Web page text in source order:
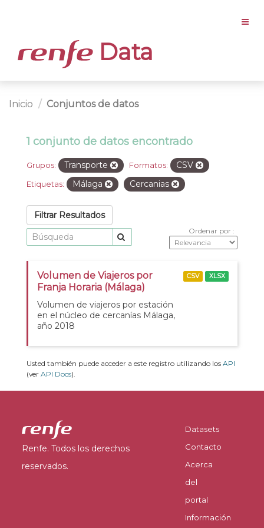
Data
Inicio Conjuntos de datos
1 conjunto de datos encontrado
Grupos: Transporte Formatos: CSV
Etiquetas: Málaga Cercanias
Filtrar Resultados
Ordenar por
Volumen de Viajeros por
Franja Horaria (Málaga)
Volumen de viajeros por estación
en el núcleo de cercanías Málaga,
año 2018
CSV XLSX
Usted también puede acceder a este registro utilizando los API
(ver API Docs).
Renfe. Todos los derechos
reservados.
Datasets
Contacto
Acerca
del
portal
Información